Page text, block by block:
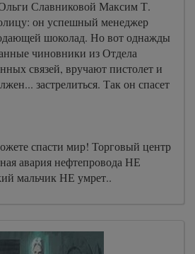
Славниковой Максим Т.
он успешный менеджер
шоколад. Но вот однажды
чиновники из Отдела
связей, вручают пистолет и
застрелиться. Так он спасет
спасти мир! Торговый центр
авария нефтепровода НЕ
мальчик НЕ умрет..